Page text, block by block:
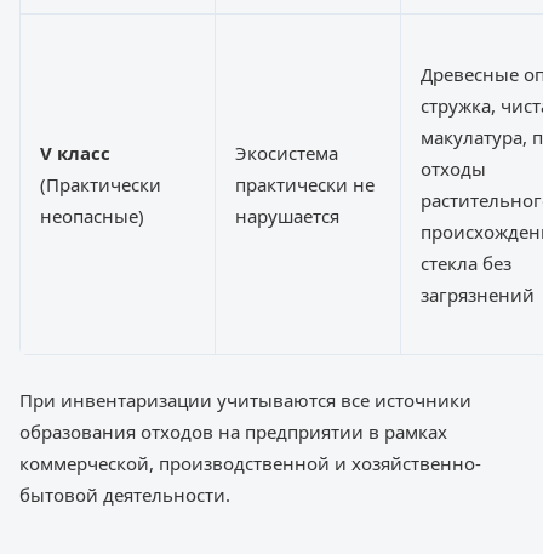
V класс
(Практически
неопасные)
Экосистема
практически не
нарушается
Древесные
стружка,
макулатура,
отходы
стекла без
загрязнений
При инвентаризации учитываются все источники
образования отходов на предприятии в рамках
коммерческой, производственной и хозяйственно-
бытовой деятельности.